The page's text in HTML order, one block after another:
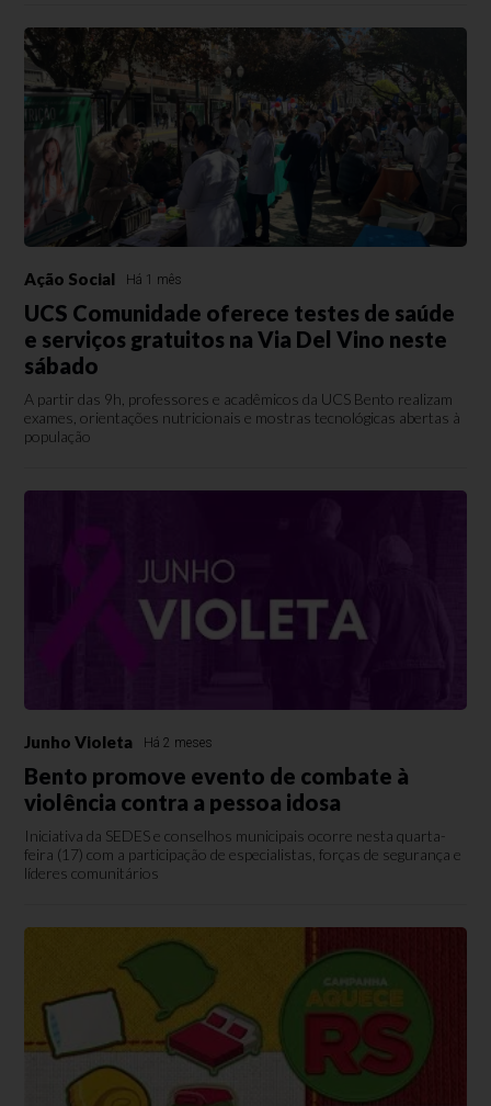
Ação Social Há 1 mês
UCS Comunidade oferece testes de saúde
e serviços gratuitos na Via Del Vino neste
sábado
A partir das 9h, professores e acadêmicos da UCS Bento realizam
exames, orientações nutricionais e mostras tecnológicas abertas à
população
Junho Violeta Há 2 meses
Bento promove evento de combate à
violência contra a pessoa idosa
Iniciativa da SEDES e conselhos municipais ocorre nesta quarta-
feira (17) com a participação de especialistas, forças de segurança e
líderes comunitários